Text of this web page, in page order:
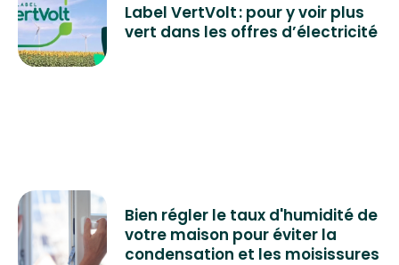
Label VertVolt : pour y voir plus
vert dans les offres d’électricité
Bien régler le taux d'humidité de
votre maison pour éviter la
condensation et les moisissures